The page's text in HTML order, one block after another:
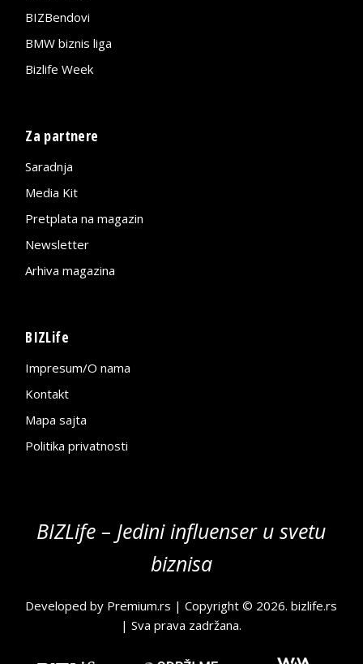
BIZBendovi
BMW biznis liga
Bizlife Week
Za partnere
Saradnja
Media Kit
Pretplata na magazin
Newsletter
Arhiva magazina
BIZLife
Impresum/O nama
Kontakt
Mapa sajta
Politika privatnosti
BIZLife – Jedini influenser u svetu
biznisa
Developed by Premium.rs | Copyright © 2026.bizlife.rs
| Sva prava zadržana.